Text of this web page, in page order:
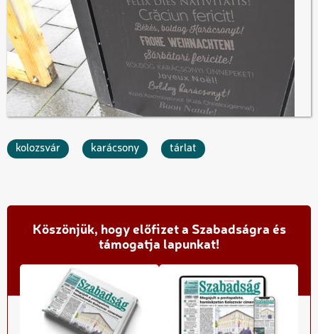
kolozsvár karácsony tárlat
Köszönjük, hogy előfizet a Szabadságra és
támogatja lapunkat!